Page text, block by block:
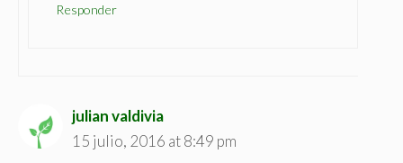
Responder
julian valdivia
15 julio, 2016 at 8:49 pm